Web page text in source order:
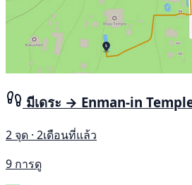
มีเดระ → Enman-in
2 จุด · 2เดือนที่แล้ว
9 การดู